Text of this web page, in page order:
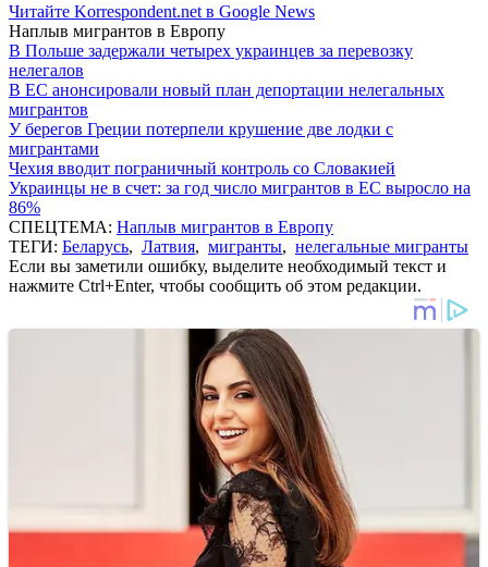
Читайте Korrespondent.net в Google News
Наплыв мигрантов в Европу
В Польше задержали четырех украинцев за перевозку
нелегалов
В ЕС анонсировали новый план депортации нелегальных
мигрантов
У берегов Греции потерпели крушение две лодки с
мигрантами
Чехия вводит пограничный контроль со Словакией
Украинцы не в счет: за год число мигрантов в ЕС выросло на
86%
СПЕЦТЕМА: Наплыв мигрантов в Европу
ТЕГИ: Беларусь, Латвия, мигранты, нелегальные мигранты
Если вы заметили ошибку, выделите необходимый текст и
нажмите Ctrl+Enter, чтобы сообщить об этом редакции.